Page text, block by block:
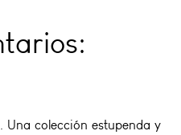
colección estupenda y